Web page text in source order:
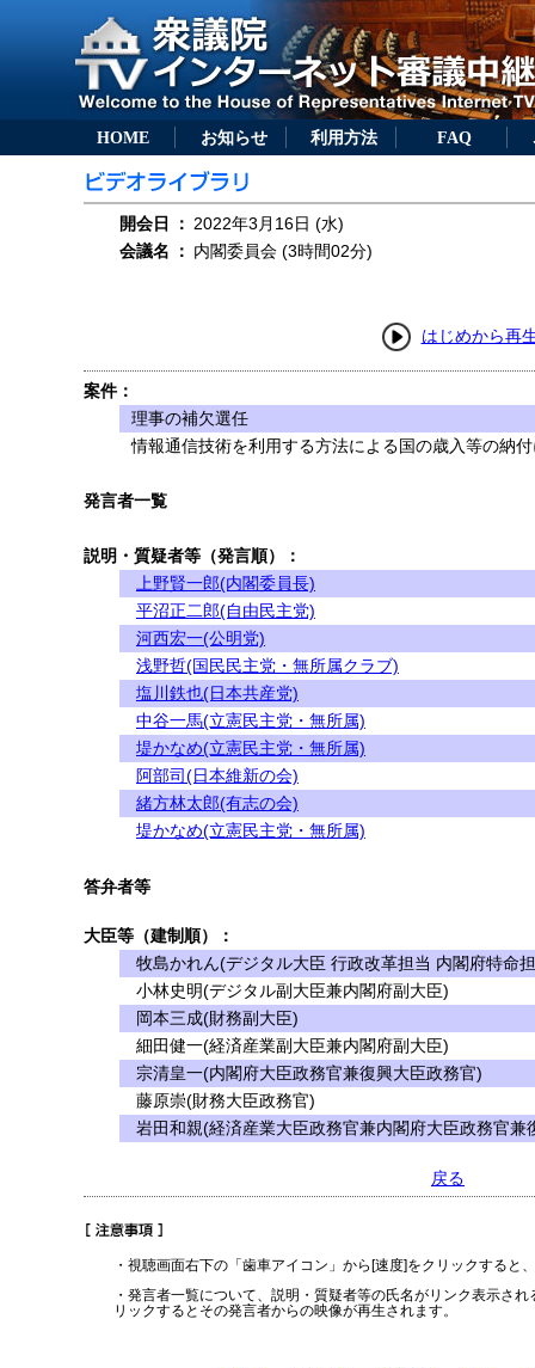
HOME お知らせ 利用方法 FAQ
開会日 ： 2022年3月16日 (水)
会議名
： 内閣委員会 (3時間02分)
はじめから再
案件：
理事の補欠選任
情報通信技術を利用する方法による国の歳入等の納
発言者一覧
説明・質疑者等（発言順）：
上野賢一郎(内閣委員長)
平沼正二郎(自由民主党)
河西宏一(公明党)
浅野哲(国民民主党・無所属クラブ)
塩川鉄也(日本共産党)
中谷一馬(立憲民主党・無所属)
堤かなめ(立憲民主党・無所属)
阿部司(日本維新の会)
緒方林太郎(有志の会)
堤かなめ(立憲民主党・無所属)
答弁者等
大臣等（建制順）：
牧島かれん(デジタル大臣 行政改革担当 内閣府特命
小林史明(デジタル副大臣兼内閣府副大臣)
岡本三成(財務副大臣)
細田健一(経済産業副大臣兼内閣府副大臣)
宗清皇一(内閣府大臣政務官兼復興大臣政務官)
藤原崇(財務大臣政務官)
岩田和親(経済産業大臣政務官兼内閣府大臣政務官兼
戻る
・視聴画面右下の「歯車アイコン」から[速度]をクリックすると
・発言者一覧について、説明・質疑者等の氏名がリンク表示さ
リックするとその発言者からの映像が再生されます。